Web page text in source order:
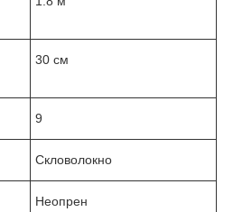
30 см
9
Скловолокно
Неопрен